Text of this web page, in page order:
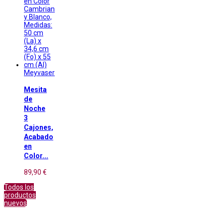
Meyvaser
Mesita
de
Noche
3
Cajones,
Acabado
en
Color...
89,90 €
Todos los
productos
nuevos